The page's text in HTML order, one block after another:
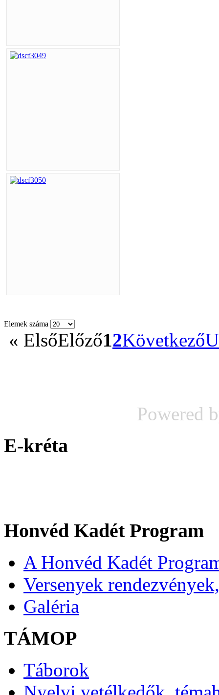
Elemek száma
« ElsőElőző12Következő
Powered
E-kréta
Honvéd Kadét Program
A Honvéd Kadét
Versenyek
Galéria
TÁMOP
Táborok